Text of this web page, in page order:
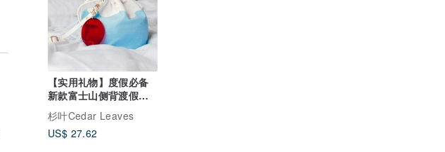
【实用礼物】度假必备
新款富士山侧背渡假小
包 生日礼物
杉叶Cedar Leaves
US$ 27.62